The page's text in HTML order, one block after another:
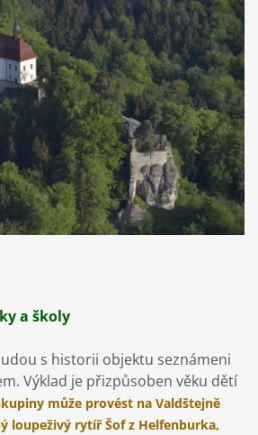
a školy
s historii objektu seznámeni
Výklad je přizpůsoben věku dětí
může provést na Valdštejně
loupeživý rytíř Šof z Helfenburka,